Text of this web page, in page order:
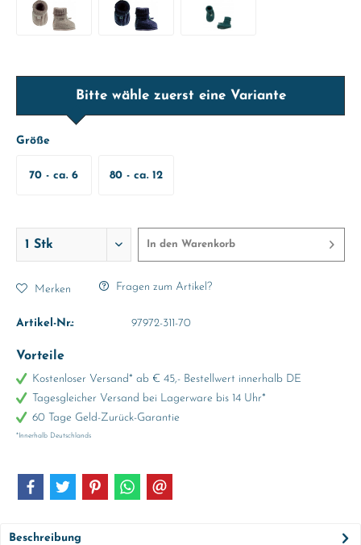
Bitte wähle zuerst eine Variante
Größe
70 - ca. 6 80 - ca. 12
In den Warenkorb
Merken Fragen zum Artikel?
Artikel-Nr.: 97972-311-70
Vorteile
Kostenloser Versand* ab € 45,- Bestellwert innerhalb DE
Tagesgleicher Versand bei Lagerware bis 14 Uhr*
60 Tage Geld-Zurück-Garantie
*Innerhalb Deutschlands
Beschreibung